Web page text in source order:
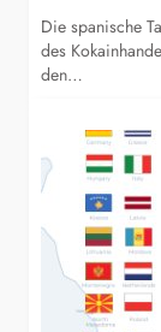
Die spanische
des
den…